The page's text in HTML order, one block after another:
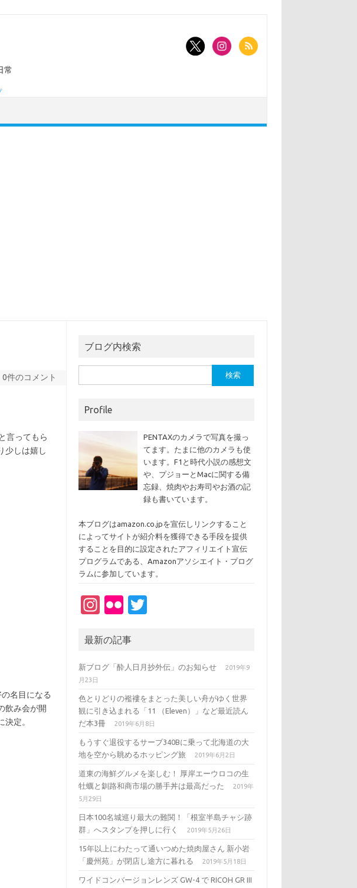
常
0件のコメント
言ってもら
少しは嬉し
名目になる
飲み会が開
決定。
ブログ内検索
索:
Profile
PENTAXのカメラで写真を撮っ
てます。たまに他のカメラも使
います。F1と時代小説の感想文
や、プジョーとMacに関する備
忘録、焼肉やお寿司やお酒の記
録も書いています。
本ブログはamazon.co.jpを宣伝しリンクすること
によってサイトが紹介料を獲得できる手段を提供
することを目的に設定されたアフィリエイト宣伝
プログラムである、Amazonアソシエイト・プログ
ラムに参加しています。
In
a
gr
m
Fl
kr
te
最新の記事
新ブログ「酔人日月抄外伝」のお知らせ
2019年9
月23日
色とりどりの襤褸をまとった美しい舟がゆく世界
観に引き込まれる「11 （Eleven）」など最近読ん
だ本3冊
2019年6月8日
もうすぐ退役するサーブ340Bに乗って北海道の大
地を空から眺めるホッピング旅
2019年6月2日
道東の海鮮グルメを楽しむ！ 厚岸エーウロコの生
牡蠣と釧路和商市場の勝手丼は最高だった
2019年
5月29日
日本100名城巡り最大の難関！「根室半島チャシ跡
群」へスタンプを押しに行く
2019年5月26日
15年以上にわたって通いつめた焼肉屋さん 新小岩
「慶州苑」が閉店し途方に暮れる
2019年5月18日
ワイドコンバージョンレンズ GW-4 で RICOH GR III